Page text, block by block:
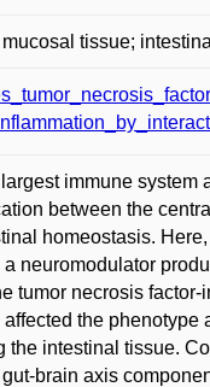
tissue;
immune
between the
homeostasis.
neuromodulator
tumor necrosis
the
the intestinal tissue.
brain axis